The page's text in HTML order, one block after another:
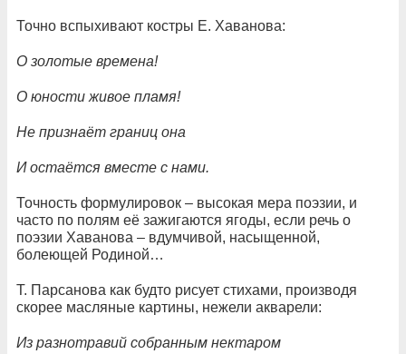
Точно вспыхивают костры Е. Хаванова:
О золотые времена!
О юности живое пламя!
Не признаёт границ она
И остаётся вместе с нами.
Точность формулировок – высокая мера поэзии, и
часто по полям её зажигаются ягоды, если речь о
поэзии Хаванова – вдумчивой, насыщенной,
болеющей Родиной…
Т. Парсанова как будто рисует стихами, производя
скорее масляные картины, нежели акварели:
Из разнотравий собранным нектаром